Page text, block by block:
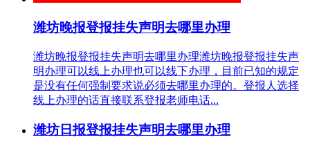
潍坊晚报登报挂失声明去哪里办理
潍坊晚报登报挂失声明去哪里办理潍坊晚报登报挂失声
明办理可以线上办理也可以线下办理，目前已知的规定
是没有任何强制要求说必须去哪里办理的。登报人选择
线上办理的话直接联系登报老师电话...
潍坊日报登报挂失声明去哪里办理